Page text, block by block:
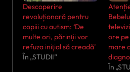
Descoperire
revoluționară pentru
copiii cu autism: ‘De
multe ori, părinţii vor
refuza iniţial să creadă’
În „STUDII”
ore pe
mare
În